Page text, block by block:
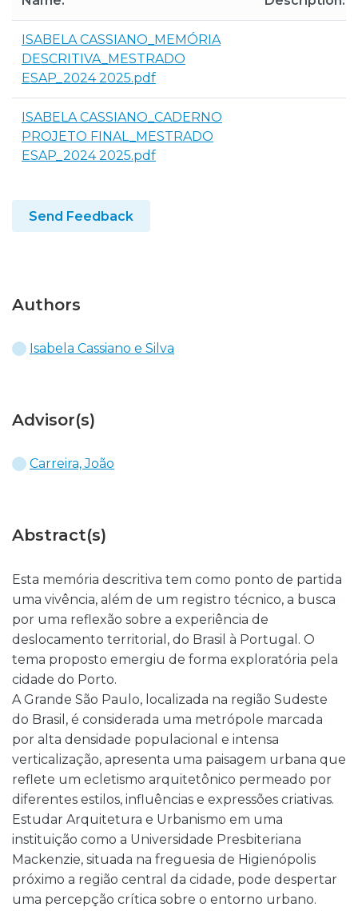
ISABELA CASSIANO_MEMÓRIA
DESCRITIVA_MESTRADO
ESAP_2024 2025.pdf
ISABELA CASSIANO_CADERNO
PROJETO FINAL_MESTRADO
ESAP_2024 2025.pdf
Send Feedback
Authors
Isabela Cassiano e Silva
Advisor(s)
Carreira, João
Abstract(s)
Esta memória descritiva tem como ponto de partida
uma vivência, além de um registro técnico, a busca
por uma reflexão sobre a experiência de
deslocamento territorial, do Brasil à Portugal. O
tema proposto emergiu de forma exploratória pela
cidade do Porto.
A Grande São Paulo, localizada na região Sudeste
do Brasil, é considerada uma metrópole marcada
por alta densidade populacional e intensa
verticalização, apresenta uma paisagem urbana que
reflete um ecletismo arquitetônico permeado por
diferentes estilos, influências e expressões criativas.
Estudar Arquitetura e Urbanismo em uma
instituição como a Universidade Presbiteriana
Mackenzie, situada na freguesia de Higienópolis
próximo a região central da cidade, pode despertar
uma percepção crítica sobre o entorno urbano.